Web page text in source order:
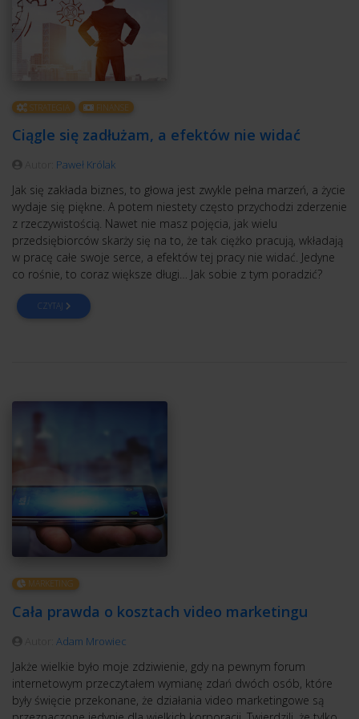
STRATEGIA FINANSE
Ciągle się zadłużam, a efektów nie widać
Paweł Królak
Jak się zakłada biznes, to głowa jest zwykle pełna marzeń, a życie
wydaje się piękne. A potem niestety często przychodzi zderzenie
z rzeczywistością. Nawet nie masz pojęcia, jak wielu
przedsiębiorców skarży się na to, że tak ciężko pracują, wkładają
w pracę całe swoje serce, a efektów tej pracy nie widać. Jedyne
co rośnie, to coraz większe długi… Jak sobie z tym poradzić?
CZYTAJ
MARKETING
Cała prawda o kosztach video marketingu
Adam Mrowiec
Jakże wielkie było moje zdziwienie, gdy na pewnym forum
internetowym przeczytałem wymianę zdań dwóch osób, które
były święcie przekonane, że działania video marketingowe są